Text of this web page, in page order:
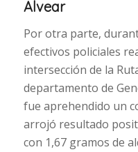
Alvear
Por otra parte,
efectivos policiales
intersección de la
departamento de
fue aprehendido un
arrojó resultado
con 1,67 gramos de